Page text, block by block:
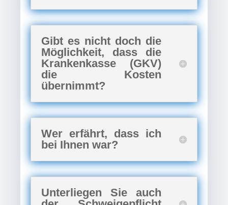
Gibt es nicht doch die
Möglichkeit, dass die
Krankenkasse (GKV)
die Kosten
übernimmt?
Wer erfährt, dass ich
bei Ihnen war?
Unterliegen Sie auch